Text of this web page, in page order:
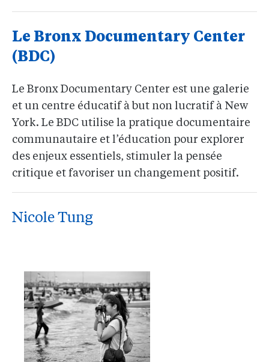
Le Bronx Documentary Center
(BDC)
Le Bronx Documentary Center est une galerie
et un centre éducatif à but non lucratif à New
York. Le BDC utilise la pratique documentaire
communautaire et l’éducation pour explorer
des enjeux essentiels, stimuler la pensée
critique et favoriser un changement positif.
Nicole Tung